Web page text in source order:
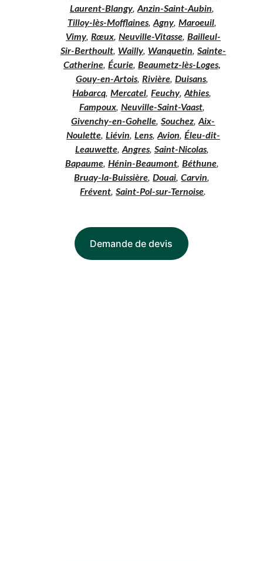
Laurent-Blangy, Anzin-Saint-Aubin,
Tilloy-lès-Mofflaines, Agny, Maroeuil,
Vimy, Rœux, Neuville-Vitasse, Bailleul-
Sir-Berthoult, Wailly, Wanquetin, Sainte-
Catherine, Écurie, Beaumetz-lès-Loges,
Gouy-en-Artois, Rivière, Duisans,
Habarcq, Mercatel, Feuchy, Athies,
Fampoux, Neuville-Saint-Vaast,
Givenchy-en-Gohelle, Souchez, Aix-
Noulette, Liévin, Lens, Avion, Éleu-dit-
Leauwette, Angres, Saint-Nicolas,
Bapaume, Hénin-Beaumont, Béthune,
Bruay-la-Buissière, Douai, Carvin,
Frévent, Saint-Pol-sur-Ternoise.
Demande de devis